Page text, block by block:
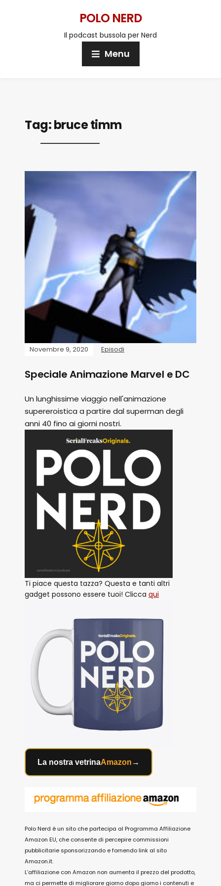
POLO NERD
Il podcast bussola per Nerd
Menu
Tag:bruce timm
Novembre 9, 2020 Episodi
Speciale Animazione Marvel e DC
Un lunghissime viaggio nell'animazione
supereroistica a partire dal superman degli
anni 40 fino ai giorni nostri.
Ti piace questa tazza? Questa e tanti altri
gadget possono essere tuoi! Clicca qui
La nostra vetrinaAmazon →
Polo Nerd è un sito che partecipa al Programma Affiliazione
Amazon EU, che consente di percepire commissioni
pubblicitarie sponsorizzando e fornendo link al sito
Amazon.it.
L’affiliazione con Amazon non aumenta il prezzo del prodotto,
ma ci permette di migliorare giorno dopo giorno i contenuti e